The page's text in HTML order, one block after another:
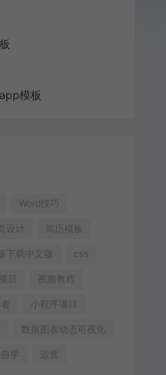
模板
Word技巧
设计 简历模板
下载中文版 css
目 视频教程
小程序项目
数据图表动态可视化
学 运营